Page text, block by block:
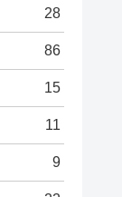
28
86
15
11
9